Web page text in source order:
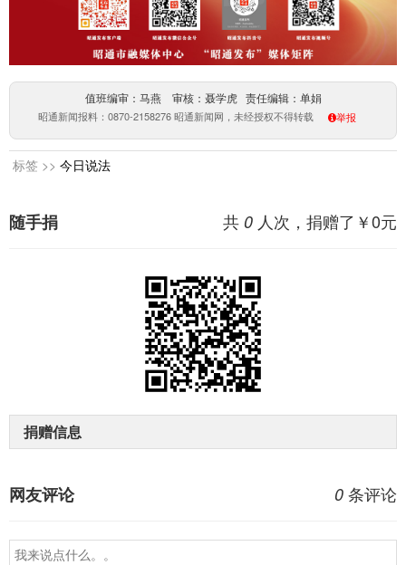
值班编审：马燕 审核：聂学虎 责任编辑：单娟
昭通新闻报料：0870-2158276 昭通新闻网，未经授权不得转载 举报
标签 >> 今日说法
共 0 人次，捐赠了￥0元
随手捐
捐赠信息
0 条评论
网友评论